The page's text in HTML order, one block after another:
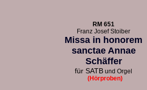
RM 651
Franz Josef Stoiber
Missa in honorem
sanctae Annae
Schäffer
für SATB und Orgel
(Hörproben)